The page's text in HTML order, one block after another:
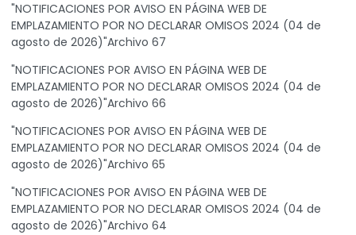
"NOTIFICACIONES POR AVISO EN PÁGINA WEB DE
EMPLAZAMIENTO POR NO DECLARAR OMISOS 2024 (04 de
agosto de 2026)"Archivo 67
"NOTIFICACIONES POR AVISO EN PÁGINA WEB DE
EMPLAZAMIENTO POR NO DECLARAR OMISOS 2024 (04 de
agosto de 2026)"Archivo 66
"NOTIFICACIONES POR AVISO EN PÁGINA WEB DE
EMPLAZAMIENTO POR NO DECLARAR OMISOS 2024 (04 de
agosto de 2026)"Archivo 65
"NOTIFICACIONES POR AVISO EN PÁGINA WEB DE
EMPLAZAMIENTO POR NO DECLARAR OMISOS 2024 (04 de
agosto de 2026)"Archivo 64